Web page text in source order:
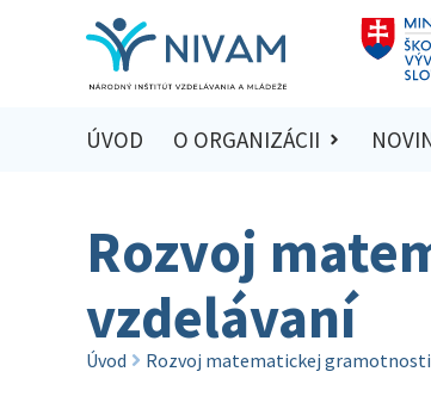
ÚVOD O ORGANIZÁCII
Rozvoj
vzdelávaní
Úvod Rozvoj matematickej